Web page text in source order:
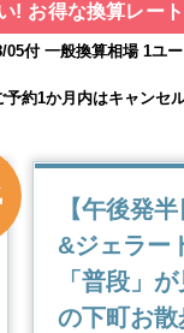
! お得な換算レー
05付 一般換算相場 1ユ
約1か月内はキャンセ
【午後発
&ジェラー
「普段」
の下町お散